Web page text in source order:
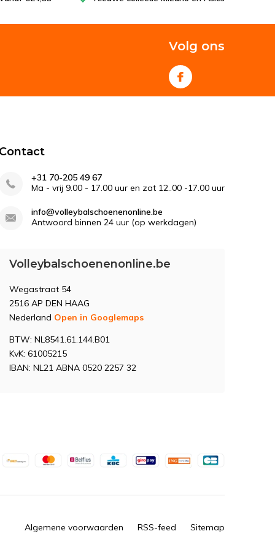
Volg ons
Contact
+31 70-205 49 67
Ma - vrij 9.00 - 17.00 uur en zat 12..00 -17.00 uur
info@volleybalschoenenonline.be
Antwoord binnen 24 uur (op werkdagen)
Volleybalschoenenonline.be
Wegastraat 54
2516 AP DEN HAAG
Nederland Open in Googlemaps
BTW: NL8541.61.144.B01
KvK: 61005215
IBAN: NL21 ABNA 0520 2257 32
Algemene voorwaarden RSS-feed Sitemap